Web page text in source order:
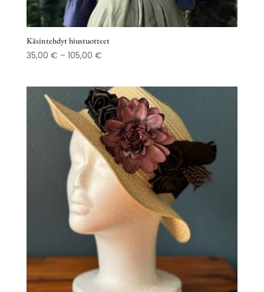
Käsintehdyt hiustuotteet
35,00 € – 105,00 €Hintaluokka:
105,00 €